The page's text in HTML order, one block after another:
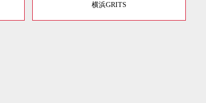
横浜GRITS